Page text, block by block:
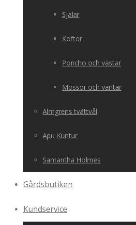
Sjalar
Koftor
Poncho och västar
Mössor och vantar
Almgrens tvättvål
Apu Kuntur
Samantha Holmes
Gårdsbutiken
Kundservice